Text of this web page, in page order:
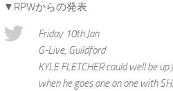
▼RPWからの発表
Friday 10th Jan
G-Live, Guildford
KYLE FLETCHER could well be
when he goes one on one with